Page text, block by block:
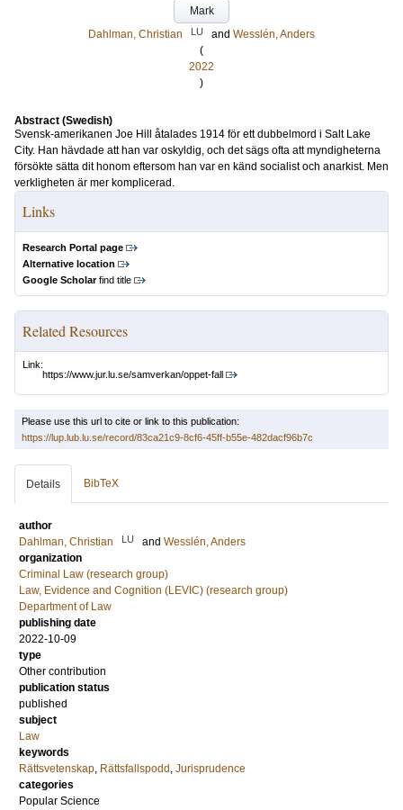
Mark
Dahlman, Christian
LU and Wesslén, Anders
(
2022
)
Abstract (Swedish)
Svensk-amerikanen Joe Hill åtalades 1914 för ett dubbelmord i Salt Lake
City. Han hävdade att han var oskyldig, och det sägs ofta att myndigheterna
försökte sätta dit honom eftersom han var en känd socialist och anarkist. Men
verkligheten är mer komplicerad.
Links
Research Portal page
Alternative location
Google Scholarfind title
Related Resources
Link:
https://www.jur.lu.se/samverkan/oppet-fall
Please use this url to cite or link to this publication:
https://lup.lub.lu.se/record/83ca21c9-8cf6-45ff-b55e-482dacf96b7c
Details BibTeX
author
Dahlman, Christian
LU and Wesslén, Anders
organization
Criminal Law (research group)
Law, Evidence and Cognition (LEVIC) (research group)
Department of Law
publishing date
2022-10-09
type
Other contribution
publication status
published
subject
Law
keywords
Rättsvetenskap, Rättsfallspodd , Jurisprudence
categories
Popular Science